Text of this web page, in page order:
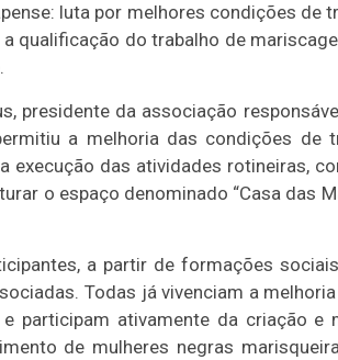
luta por melhores condições de
qualificação do trabalho de
presidente da associação
a melhoria das condições de
execução das atividades rotineiras,
o espaço denominado “Casa das
a partir de formações
Todas já vivenciam a
participam ativamente da criação e
de mulheres negras